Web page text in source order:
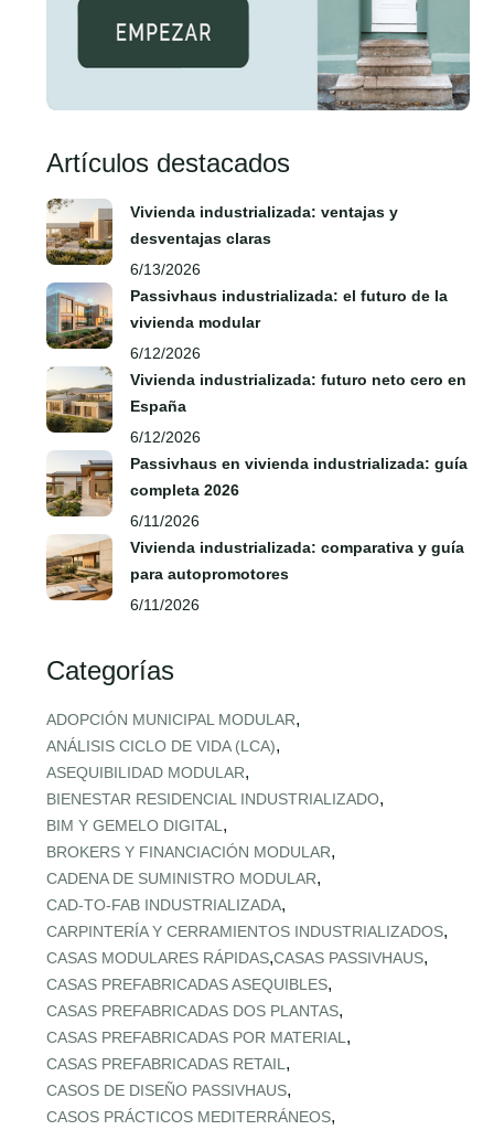
Artículos destacados
Vivienda industrializada: ventajas y
desventajas claras
6/13/2026
Passivhaus industrializada: el futuro de la
vivienda modular
6/12/2026
Vivienda industrializada: futuro neto cero en
España
6/12/2026
Passivhaus en vivienda industrializada: guía
completa 2026
6/11/2026
Vivienda industrializada: comparativa y guía
para autopromotores
6/11/2026
Categorías
ADOPCIÓN MUNICIPAL MODULAR,
ANÁLISIS CICLO DE VIDA (LCA),
ASEQUIBILIDAD MODULAR,
BIENESTAR RESIDENCIAL INDUSTRIALIZADO,
BIM Y GEMELO DIGITAL ,
BROKERS Y FINANCIACIÓN MODULAR,
CADENA DE SUMINISTRO MODULAR,
CAD‑TO‑FAB INDUSTRIALIZADA,
CARPINTERÍA Y CERRAMIENTOS INDUSTRIALIZADOS,
CASAS MODULARES RÁPIDAS,CASAS PASSIVHAUS,
CASAS PREFABRICADAS ASEQUIBLES,
CASAS PREFABRICADAS DOS PLANTAS,
CASAS PREFABRICADAS POR MATERIAL ,
CASAS PREFABRICADAS RETAIL ,
CASOS DE DISEÑO PASSIVHAUS,
CASOS PRÁCTICOS MEDITERRÁNEOS,